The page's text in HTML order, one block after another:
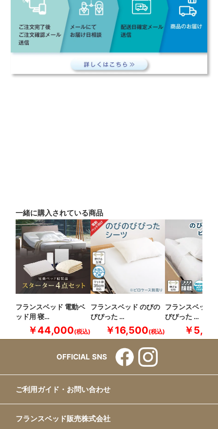
一緒に購入されている商品
フランスベッド 電動ベ
ッド用 寝…
￥44,000
フランスベッド のびの
びぴった …
￥16,500
フランスベッド
びぴった …
￥
OFFICIAL SNS
ご利用ガイド・お問い合わせ
フランスベッド販売株式会社